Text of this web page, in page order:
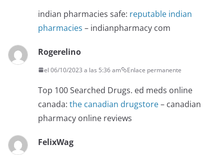
indian pharmacies safe: reputable indian
pharmacies – indianpharmacy com
Rogerelino
el 06/10/2023 a las 5:36 am Enlace permanente
Top 100 Searched Drugs. ed meds online
canada: the canadian drugstore– canadian
pharmacy online reviews
FelixWag